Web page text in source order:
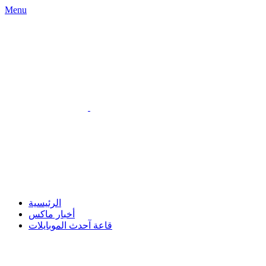
Menu
الرئيسية
أخبار ماكس
قاعة آحدث الموبايلات